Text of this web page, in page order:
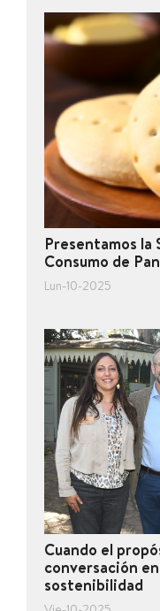
Presentamos la
Consumo de
Lun-10-2025
Cuando el
conversación
sostenibilidad